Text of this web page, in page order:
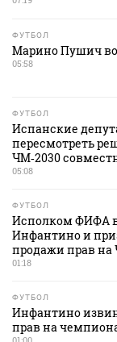
ФУТБОЛ
Марино Пушич
05:58
ФУТБОЛ
Испанские
пересмотреть
ЧМ‑2030
05:08
ФУТБОЛ
Исполком ФИФА
Инфантино и
продажи прав
01:18
ФУТБОЛ
Инфантино
прав на